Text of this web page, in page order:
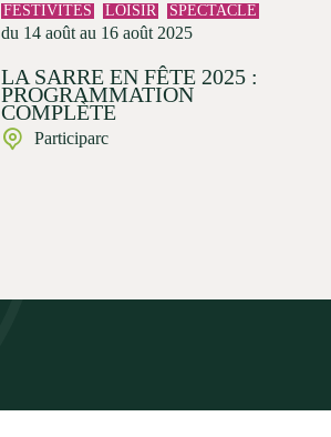
FESTIVITÉS LOISIR SPECTACLE
du 14 août au 16 août 2025
LA SARRE EN FÊTE 2025 :
PROGRAMMATION
COMPLÈTE
Participarc